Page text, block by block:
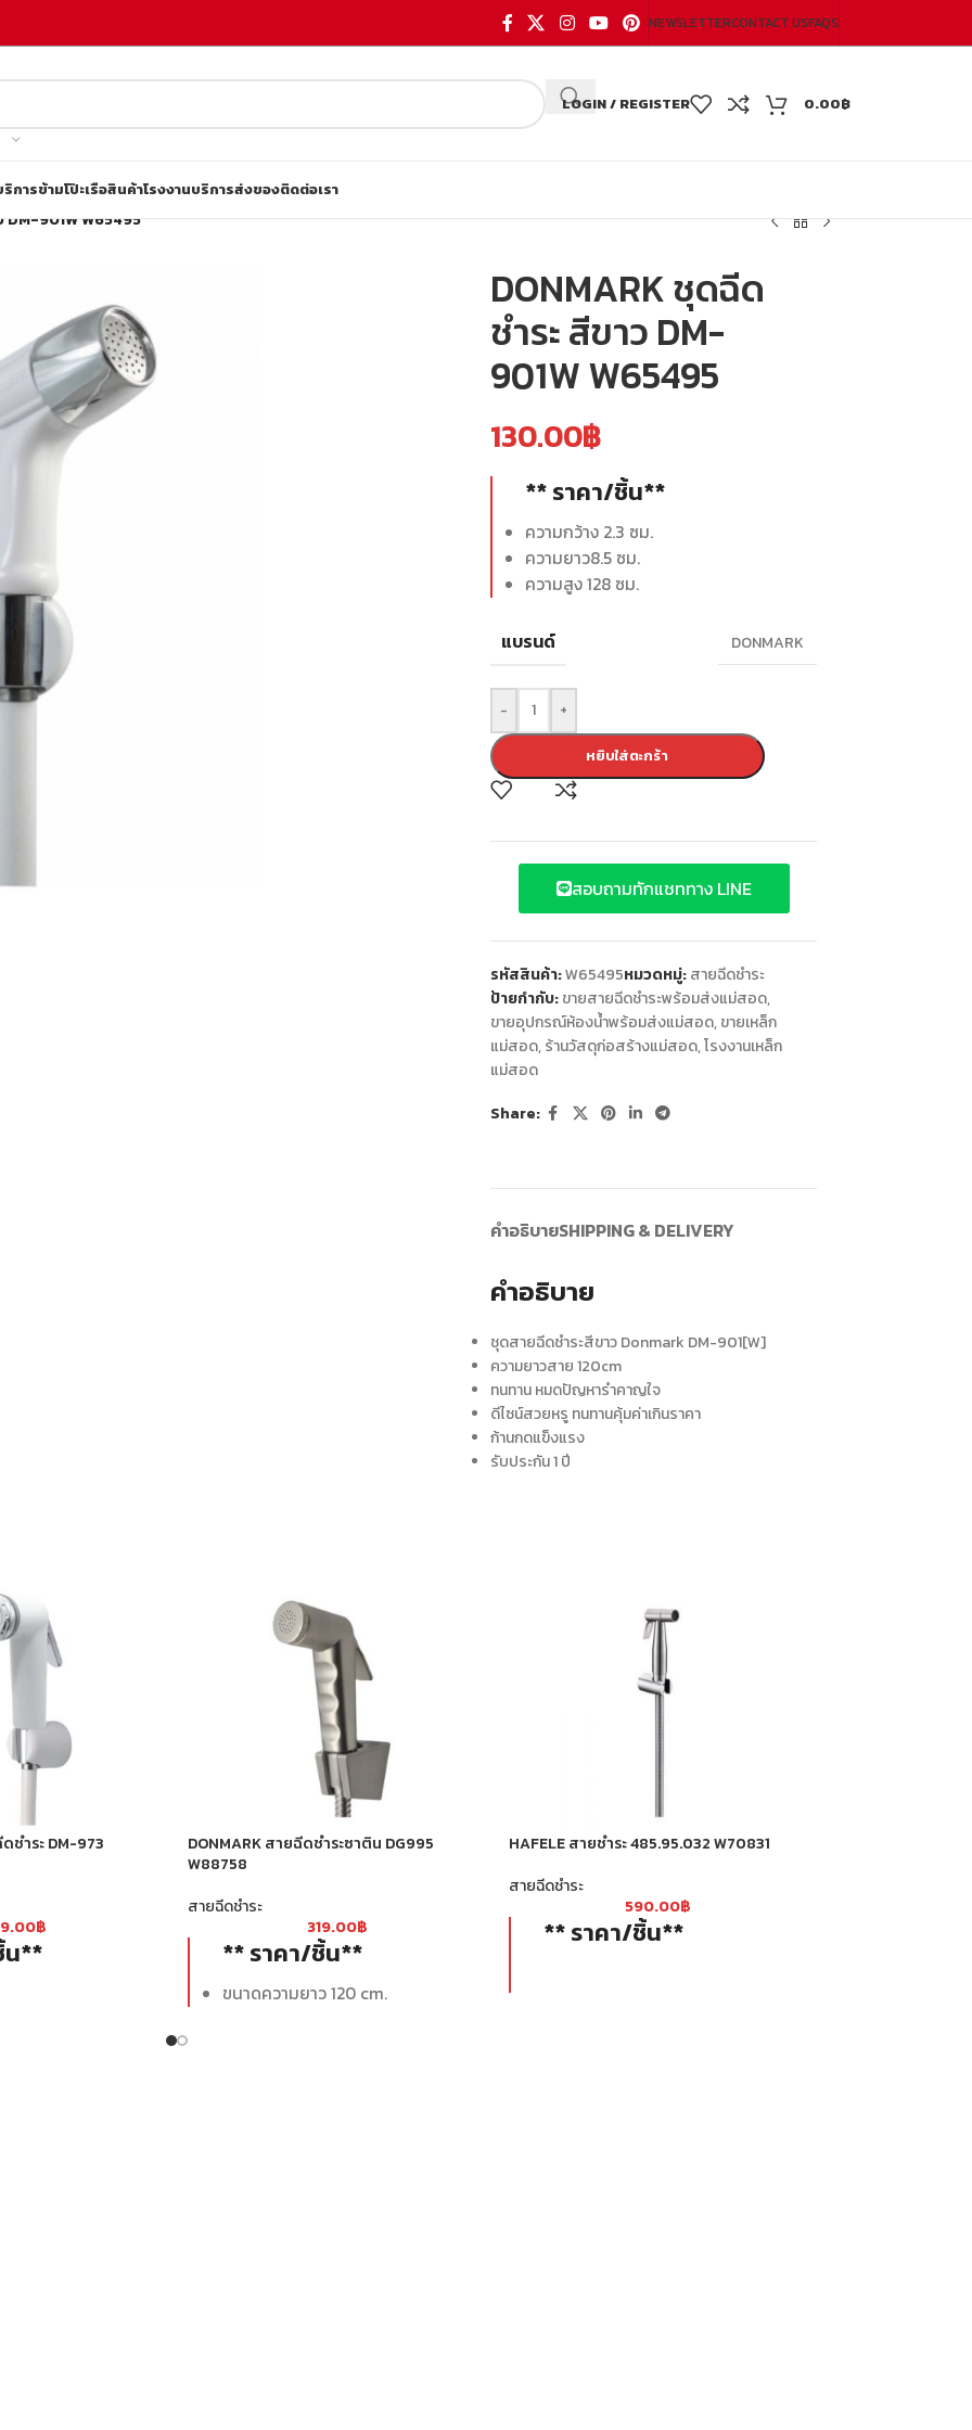
NEWSLETTERCONTACT USFAQS
LOGIN / REGISTER 0.00฿
ริการข้ามโป๊ะเรือสินค้าโรงงานบริการส่งของติดต่อเรา
DM-901W W65495
DONMARK ชุดฉีด
ชำระ สีขาว DM-
901W W65495
130.00฿
** ราคา/ชิ้น**
ความกว้าง 2.3 ซม.
ความยาว8.5 ซม.
ความสูง 128 ซม.
แบรนด์ DONMARK
- +
หยิบใส่ตะกร้า
สอบถามทักแชททาง LINE
รหัสสินค้า:W65495หมวดหมู่: สายฉีดชำระ
ป้ายกำกับ: ขายสายฉีดชำระพร้อมส่งแม่สอด,
ขายอุปกรณ์ห้องน้ำพร้อมส่งแม่สอด, ขายเหล็ก
แม่สอด, ร้านวัสดุก่อสร้างแม่สอด,โรงงานเหล็ก
แม่สอด
Share:
คำอธิบายSHIPPING & DELIVERY
คำอธิบาย
ชุดสายฉีดชำระสีขาว Donmark DM-901[W]
ความยาวสาย 120cm
ทนทาน หมดปัญหารำคาญใจ
ดีไซน์สวยหรู ทนทานคุ้มค่าเกินราคา
ก้านกดแข็งแรง
รับประกัน 1 ปี
ชำระ DM-973
฿
น**
DONMARK สายฉีดชำระซาติน DG995
W88758
สายฉีดชำระ
319.00฿
** ราคา/ชิ้น**
ขนาดความยาว 120 cm.
HAFELE สายชำระ 485.95.032 W70831
สายฉีดชำระ
590.00฿
** ราคา/ชิ้น**